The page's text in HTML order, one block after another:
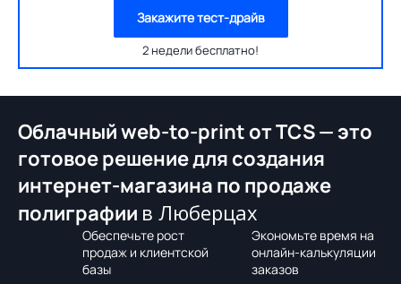
Закажите тест-драйв
2 недели бесплатно!
Облачный web-to-print от TCS — это
готовое решение для создания
интернет-магазина по продаже
полиграфии в Люберцах
Обеспечьте рост
продаж и клиентской
базы
Экономьте время на
онлайн-калькуляции
заказов